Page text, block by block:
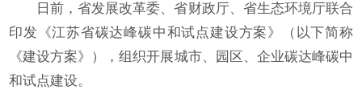
日前，省发展改革委、省财政厅、省生态环境厅联合
印发《江苏省碳达峰碳中和试点建设方案》（以下简称
《建设方案》），组织开展城市、园区、企业碳达峰碳中
和试点建设。